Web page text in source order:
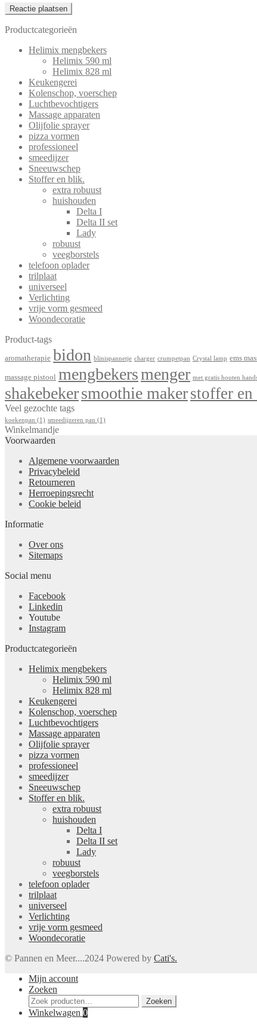
Productcategorieën
Helimix mengbekers
Helimix 590 ml
Helimix 828 ml
Keukengerei
Kolenschop, voerschep
Luchtbevochtigers
Massage apparaten
Olijfolie sprayer
pizza vormen
professioneel
smeedijzer
Sneeuwschep
Stoffer en blik.
extra robuust
huishouden
Delta I
Delta II set
Lady
robuust
veegborstels
telefoon oplader
trilplaat
universeel
Verlichting
vrije vorm gesmeed
Woondecoratie
Product-tags
aromatherapie bidon blinispannetje charger crumpetpan Crystal lamp ems
massage pistool mengbekersmenger met gratis houten
shakebekersmoothie makerstoffer
Veel gezochte tags
koekenpan (1) smeedijzeren pan (1)
Winkelmandje
Voorwaarden
Algemene voorwaarden
Privacybeleid
Retourneren
Herroepingsrecht
Cookie beleid
Informatie
Over ons
Sitemaps
Social menu
Facebook
Linkedin
Youtube
Instagram
Productcategorieën
Helimix mengbekers
Helimix 590 ml
Helimix 828 ml
Keukengerei
Kolenschop, voerschep
Luchtbevochtigers
Massage apparaten
Olijfolie sprayer
pizza vormen
professioneel
smeedijzer
Sneeuwschep
Stoffer en blik.
extra robuust
huishouden
Delta I
Delta II set
Lady
robuust
veegborstels
telefoon oplader
trilplaat
universeel
Verlichting
vrije vorm gesmeed
Woondecoratie
© Pannen en Meer....2024 Powered by Cati's.
Mijn account
Zoeken
Zoeken
naar:
Zoeken
Winkelwagen 0